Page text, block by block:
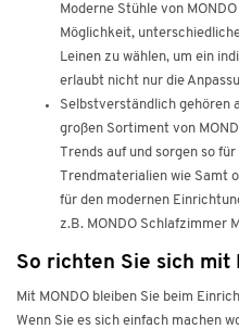
Moderne Stühle von
Möglichkeit,
Leinen zu wählen, um ein
erlaubt nicht nur die
Selbstverständlich gehören
großen Sortiment von
Trends auf und sorgen so
Trendmaterialien wie Samt
für den modernen
z.B. MONDO Schlafzimmer
So richten Sie sich mit
Mit MONDO bleiben Sie beim
Wenn Sie es sich einfach machen